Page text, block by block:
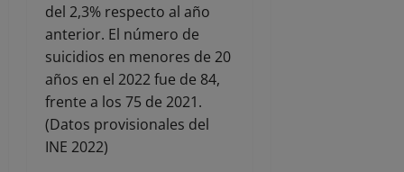
del 2,3% respecto al año
anterior. El número de
suicidios en menores de 20
años en el 2022 fue de 84,
frente a los 75 de 2021.
(Datos provisionales del
INE 2022)